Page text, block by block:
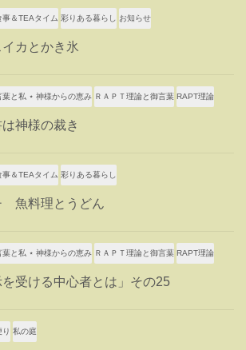
事＆TEAタイム 彩りある暮らし お知らせ
カとかき氷
葉と私 ⋆ 神様からの恵み ＲＡＰＴ理論と御言葉 RAPT理論
神様の裁き
事＆TEAタイム 彩りある暮らし
魚料理とうどん
葉と私 ⋆ 神様からの恵み ＲＡＰＴ理論と御言葉 RAPT理論
を受ける中心者とは」その25
り 私の庭